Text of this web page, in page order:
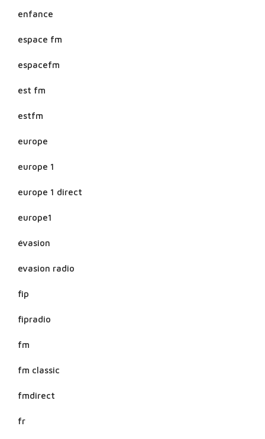
enfance
espace fm
espacefm
est fm
estfm
europe
europe 1
europe 1 direct
europe1
évasion
evasion radio
fip
fipradio
fm
fm classic
fmdirect
fr